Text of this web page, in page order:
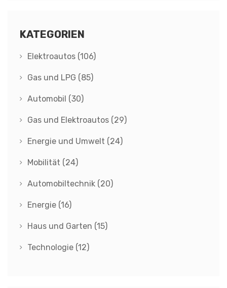
KATEGORIEN
Elektroautos (106)
Gas und LPG (85)
Automobil (30)
Gas und Elektroautos (29)
Energie und Umwelt (24)
Mobilität (24)
Automobiltechnik (20)
Energie (16)
Haus und Garten (15)
Technologie (12)